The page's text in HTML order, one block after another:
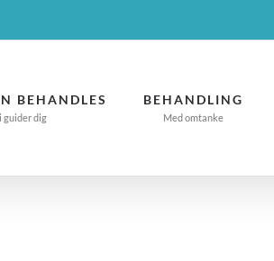
BEHANDLES
guider dig
BEHANDLING
Med omtanke